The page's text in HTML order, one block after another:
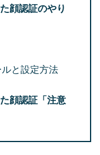
顔認証のやり
と設定方法
顔認証「注意